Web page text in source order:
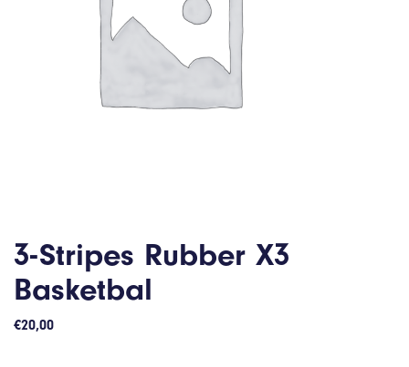
3-Stripes Rubber X3
Basketbal
€20,00